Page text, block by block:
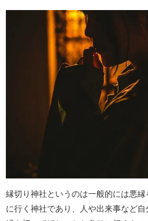
縁切り神社というのは一般的には悪
に行く神社であり、人や出来事など